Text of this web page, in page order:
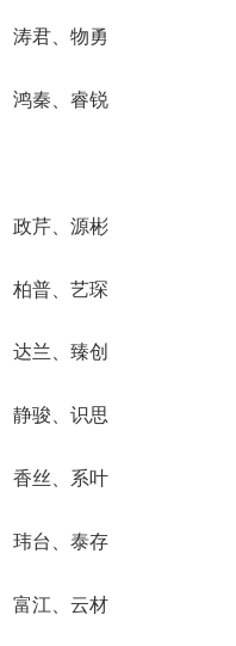
涛君、物勇
鸿秦、睿锐
政芹、源彬
柏普、艺琛
达兰、臻创
静骏、识思
香丝、系叶
玮台、泰存
富江、云材